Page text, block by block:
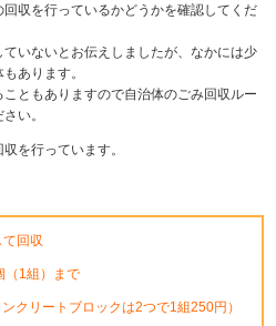
収を行っているかどうかを確認してくだ
いないとお伝えしましたが、なかには少
あります。
ともありますので自治体のごみ回収ルー
い。
を行っています。
回収
（1組）まで
クリートブロックは2つで1組250円）